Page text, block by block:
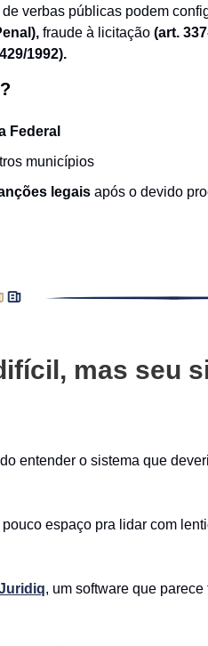
verbas públicas podem
fraude à licitação (art.
1992).
Federal
municípios
legais após o devido
mas seu
entender o sistema que
espaço pra lidar com
, um software que parece